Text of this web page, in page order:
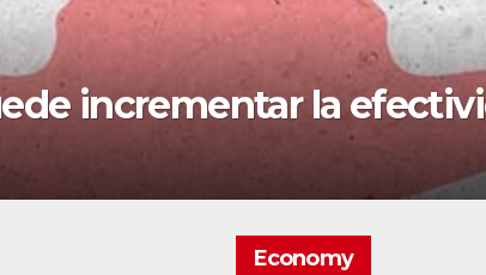
reciben incentivo a
Economy